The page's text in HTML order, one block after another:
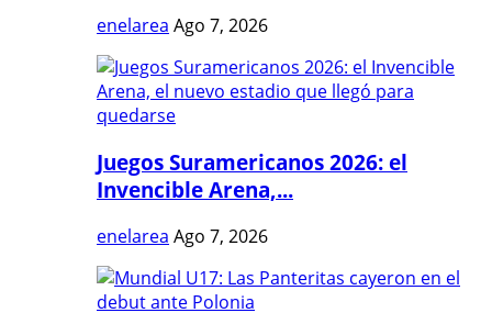
enelarea Ago 7, 2026
Juegos Suramericanos 2026: el
Invencible Arena,...
enelarea Ago 7, 2026